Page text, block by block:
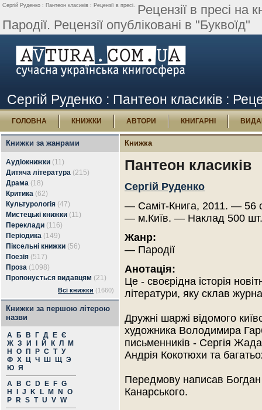
Сергій Руденко : Пантеон класиків : Рецензії в пресі. Рецензії в пресі на
Пародії. Рецензії опубліковані в "Буквоїд"
Сергій Руденко : Пантеон класиків :
ГОЛОВНА КНИЖКИ АВТОРИ КНИГАРНІ
Книжки за жанрами
Аудіокнижки (11)
Дитяча література (215)
Драма (18)
Критика (62)
Культурологія (47)
Мистецькі книжки (11)
Переклади (116)
Періодика (149)
Піксельні книжки (56)
Поезія (517)
Проза (1098)
Пропонується видавцям (21)
Всі книжки (1660)
Книжки за першою літерою
назви
А Б В Г Д Е Є
Ж З И Й К Л
М
Н
О П Р С Т У
Ф Х Ц Ч Ш Щ Э
Ю Я
A
B C D E F G
H
J K L M N
O
P
R S T U V W
Книжка
Пантеон класиків
Сергій Руденко
— Саміт-Книга, 2011. — 56
— м.Київ. — Наклад 500 шт.
Жанр:
— Пародії
Анотація:
Це - своєрідна історія
літератури, яку склав
Дружні шаржі відомого
художника Володимира
письменників - Сергія
Андрія Кокотюхи та
Передмову написав
Канарського.